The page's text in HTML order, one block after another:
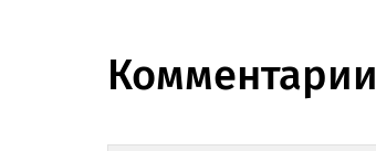
Комментарии